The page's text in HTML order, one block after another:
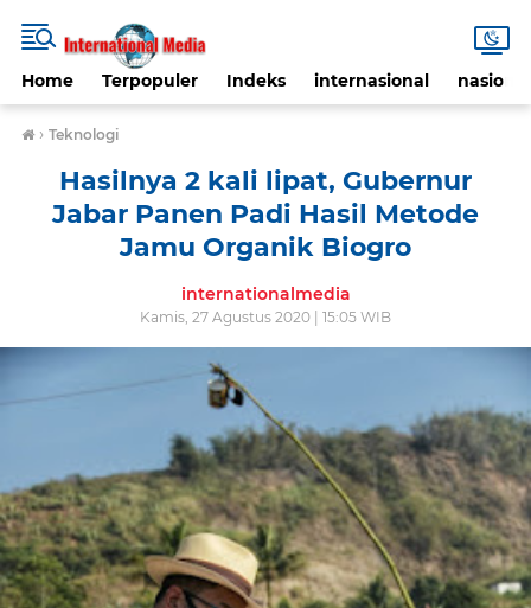
Home Terpopuler Indeks internasional nasional
› Teknologi
Hasilnya 2 kali lipat, Gubernur
Jabar Panen Padi Hasil Metode
Jamu Organik Biogro
internationalmedia
Kamis, 27 Agustus 2020 | 15:05 WIB